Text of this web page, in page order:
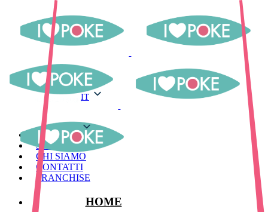
IT
MENU
STORES
CHI SIAMO
CONTATTI
FRANCHISE
HOME